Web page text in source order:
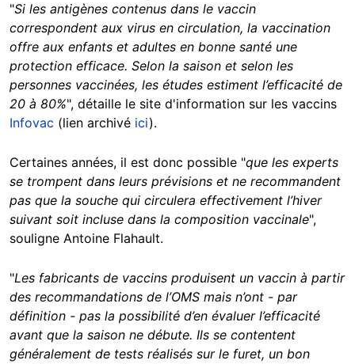
"Si les antigènes contenus dans le vaccin
correspondent aux virus en circulation, la vaccination
offre aux enfants et adultes en bonne santé une
protection efficace. Selon la saison et selon les
personnes vaccinées, les études estiment l’efficacité de
20 à 80%", détaille le site d'information sur les vaccins
Infovac (lien archivé ici).
Certaines années, il est donc possible "que les experts
se trompent dans leurs prévisions et ne recommandent
pas que la souche qui circulera effectivement l’hiver
suivant soit incluse dans la composition vaccinale",
souligne Antoine Flahault.
"Les fabricants de vaccins produisent un vaccin à partir
des recommandations de l’OMS mais n’ont - par
définition - pas la possibilité d’en évaluer l’efficacité
avant que la saison ne débute. Ils se contentent
généralement de tests réalisés sur le furet, un bon